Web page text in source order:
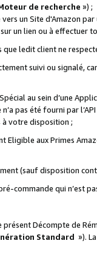
de recherche ») ;
un Site d'Amazon
un lien ou à
ledit client ne
suivi ou signalé,
au sein d’une
pas été fourni par
votre disposition ;
aux Primes
(sauf disposition
commande qui n’est
Décompte de
Standard »).